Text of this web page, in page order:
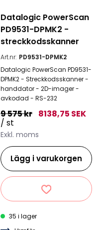
Datalogic PowerScan
PD9531-DPMK2 -
streckkodsskanner
Art.nr: PD9531-DPMK2
Datalogic PowerScan PD9531-
DPMK2 - Streckkodsskanner -
handdator - 2D-imager -
avkodad - RS-232
9 575 kr 8138,75 SEK
/ st
Exkl. moms
Lägg i varukorgen
35 i lager